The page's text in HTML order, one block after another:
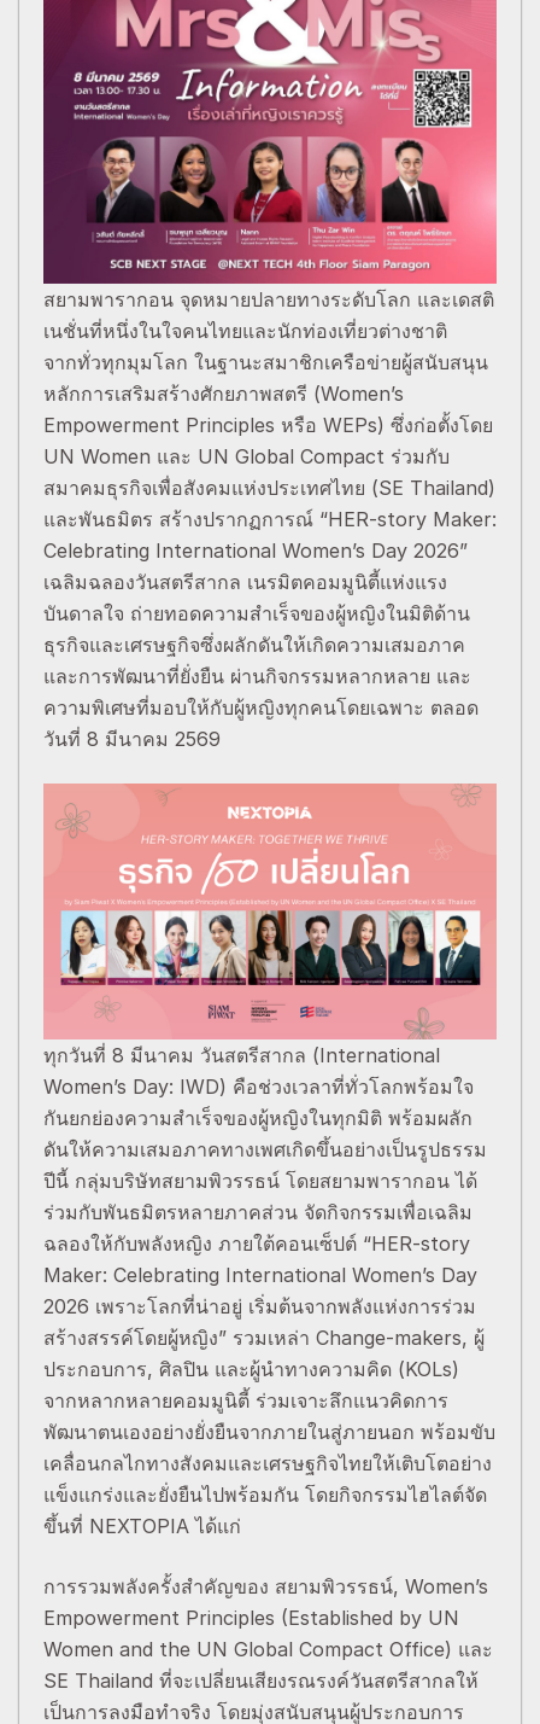
สยามพารากอน จุดหมายปลายทางระดับโลก และเดสติ
เนชั่นที่หนึ่งในใจคนไทยและนักท่องเที่ยวต่างชาติ
จากทั่วทุกมุมโลก ในฐานะสมาชิกเครือข่ายผู้สนับสนุน
หลักการเสริมสร้างศักยภาพสตรี (Women’s
Empowerment Principles หรือ WEPs) ซึ่งก่อตั้งโดย
UN Women และ UN Global Compact ร่วมกับ
สมาคมธุรกิจเพื่อสังคมแห่งประเทศไทย (SE Thailand)
และพันธมิตร สร้างปรากฏการณ์ “HER-story Maker:
Celebrating International Women’s Day 2026”
เฉลิมฉลองวันสตรีสากล เนรมิตคอมมูนิตี้แห่งแรง
บันดาลใจ ถ่ายทอดความสำเร็จของผู้หญิงในมิติด้าน
ธุรกิจและเศรษฐกิจซึ่งผลักดันให้เกิดความเสมอภาค
และการพัฒนาที่ยั่งยืน ผ่านกิจกรรมหลากหลาย และ
ความพิเศษที่มอบให้กับผู้หญิงทุกคนโดยเฉพาะ ตลอด
วันที่ 8 มีนาคม 2569
ทุกวันที่ 8 มีนาคม วันสตรีสากล (International
Women’s Day: IWD) คือช่วงเวลาที่ทั่วโลกพร้อมใจ
กันยกย่องความสำเร็จของผู้หญิงในทุกมิติ พร้อมผลัก
ดันให้ความเสมอภาคทางเพศเกิดขึ้นอย่างเป็นรูปธรรม
ปีนี้ กลุ่มบริษัทสยามพิวรรธน์ โดยสยามพารากอน ได้
ร่วมกับพันธมิตรหลายภาคส่วน จัดกิจกรรมเพื่อเฉลิม
ฉลองให้กับพลังหญิง ภายใต้คอนเซ็ปต์ “HER-story
Maker: Celebrating International Women’s Day
2026 เพราะโลกที่น่าอยู่ เริ่มต้นจากพลังแห่งการร่วม
สร้างสรรค์โดยผู้หญิง” รวมเหล่า Change-makers, ผู้
ประกอบการ, ศิลปิน และผู้นำทางความคิด (KOLs)
จากหลากหลายคอมมูนิตี้ ร่วมเจาะลึกแนวคิดการ
พัฒนาตนเองอย่างยั่งยืนจากภายในสู่ภายนอก พร้อมขับ
เคลื่อนกลไกทางสังคมและเศรษฐกิจไทยให้เติบโตอย่าง
แข็งแกร่งและยั่งยืนไปพร้อมกัน โดยกิจกรรมไฮไลต์จัด
ขึ้นที่ NEXTOPIA ได้แก่
การรวมพลังครั้งสำคัญของ สยามพิวรรธน์, Women’s
Empowerment Principles (Established by UN
Women and the UN Global Compact Office) และ
SE Thailand ที่จะเปลี่ยนเสียงรณรงค์วันสตรีสากลให้
เป็นการลงมือทำจริง โดยมุ่งสนับสนุนผู้ประกอบการ